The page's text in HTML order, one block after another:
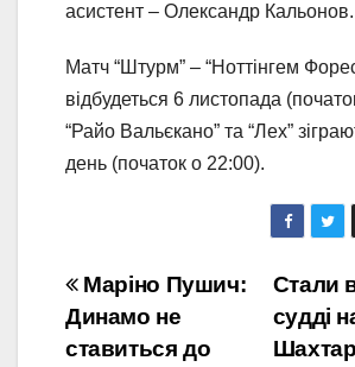
асистент – Олександр Кальонов.
Матч “Штурм” – “Ноттінгем
відбудеться 6 листопада
“Райо Вальєкано” та “Лех”
день (початок о 22:00).
Навігація
записів
Стали
судді
Маріно Пушич:
Динамо не
ставиться до